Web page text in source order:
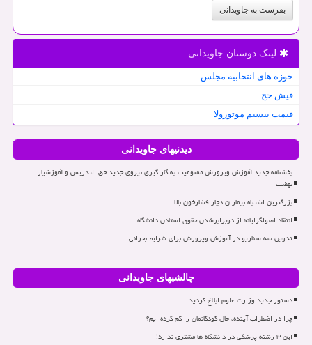
بفرست به جاویدانی
لینک دوستان جاویدانی
حوزه های انتخابیه مجلس
فیش حج
قیمت بیسیم موتورولا
دیدنیهای جاویدانی
بخشنامه جدید آموزش وپرورش ممنوعیت به کار گیری نیروی جدید حق التدریس و آموزشیار
نهضت
بزرگترین اشتباه بیماران دچار فشارخون بالا
انتقاد اصولگرایانه از دوبرابرشدن حقوق استادن دانشگاه
تدوین سه سناریو در آموزش وپرورش برای شرایط بحرانی
چالشیهای جاویدانی
دستور جدید وزارت علوم ابلاغ گردید
چرا در اضطراب آینده، حال کودکانمان را گم کرده ایم؟
این ۳ رشته پزشکی در دانشگاه ها مشتری ندارد!